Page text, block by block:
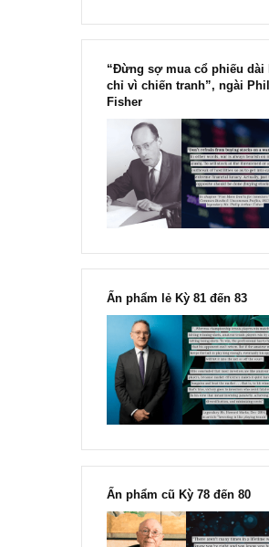
Marks
Ấn phẩm lẻ Kỳ 81 đến 83